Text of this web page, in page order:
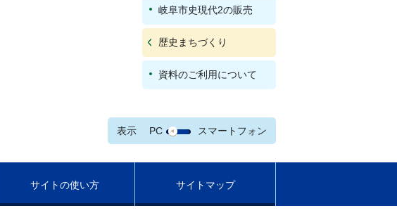
岐阜市史現代2の販売
歴史まちづくり
資料のご利用について
表示 PC スマートフォン
サイトの使い方 サイトマップ